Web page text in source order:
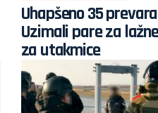
Uhapšeno 35
Uzimali pare za
za utakmice